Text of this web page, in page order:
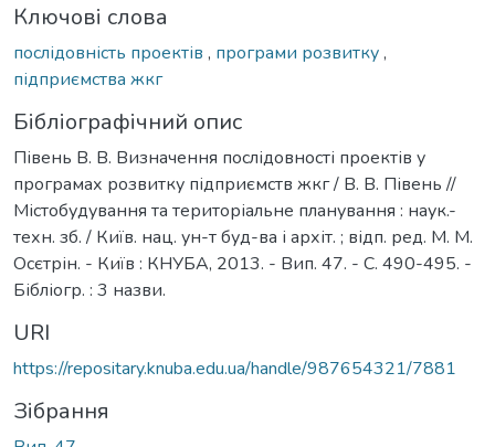
Ключові слова
послідовність проектів , програми розвитку,
підприємства жкг
Бібліографічний опис
Півень В. В. Визначення послідовності проектів у
програмах розвитку підприємств жкг / В. В. Півень //
Містобудування та територіальне планування : наук.-
техн. зб. / Київ. нац. ун-т буд-ва і архіт. ; відп. ред. М. М.
Осєтрін. - Київ : КНУБА, 2013. - Вип. 47. - С. 490-495. -
Бібліогр. : 3 назви.
URI
https://repositary.knuba.edu.ua/handle/987654321/7881
Зібрання